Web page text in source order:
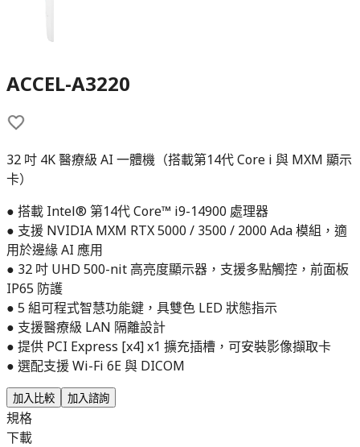
ACCEL-A3220
32 吋 4K 醫療級 AI 一體機（搭載第14代 Core i 與 MXM 顯示
卡）
● 搭載 Intel® 第14代 Core™ i9-14900 處理器
● 支援 NVIDIA MXM RTX 5000 / 3500 / 2000 Ada 模組，適
用於邊緣 AI 應用
● 32 吋 UHD 500-nit 高亮度顯示器，支援多點觸控，前面板
IP65 防護
● 5 組可程式智慧功能鍵，具雙色 LED 狀態指示
● 支援醫療級 LAN 隔離設計
● 提供 PCI Express [x4] x1 擴充插槽，可安裝影像擷取卡
● 選配支援 Wi-Fi 6E 與 DICOM
加入比較 加入諮詢
規格
下載